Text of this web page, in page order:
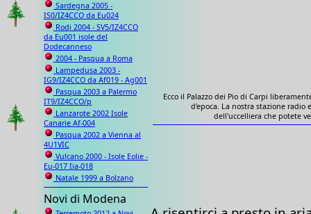
Sardegna 2005 -
IS0/IZ4CCO da Eu024
Rodi 2004 - SV5/IZ4CCO
da Eu001 isole del
Dodecanneso
2004 - Pasqua a Roma
Lampedusa 2003 -
IG9/IZ4CCO da Af019 - Ag001
Pasqua 2003 a Palermo
IT9/IZ4CCO/p
Lanzarote 2002 Isole
Canarie Af-004
Pasqua 2002 a Vienna al
4U1VIC
Vulcano 2000 - Isole Eolie -
Eu-017 Iia-018
Natale 1999 a Bolzano
Novi di Modena
Ecco il Palazzo dei Pio di Carpi
d'epoca. La nostra stazione radio
dell'uccelliera che potete